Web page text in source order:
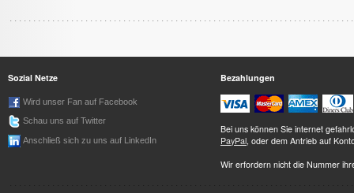
Sozial Netze
Wird unser Fan auf Facebook
Schau uns auf Twitter
Anschließ sich zu uns auf LinkedIn
Bezahlungen
Bei uns können Sie internet
PayPal , oder dem Antrieb auf
Wir erfordern nicht die Nummer